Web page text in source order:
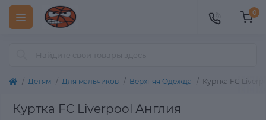
0
Детям Для мальчиков Верхняя Одежда Куртка FC
Куртка FC Liverpool Англия